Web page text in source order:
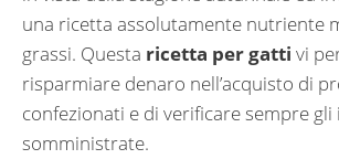
una ricetta assolutamente nutriente
grassi. Questa ricetta per gatti vi
risparmiare denaro nell’acquisto di
confezionati e di verificare sempre
somministrate.